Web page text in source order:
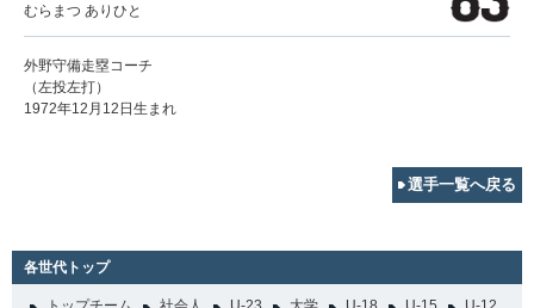
むらまつ ありひと
外野守備走塁コーチ
（左投左打）
1972年12月12日生まれ
選手一覧へ戻る
各世代トップ